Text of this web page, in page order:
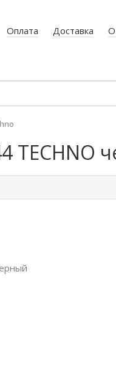
Оплата Доставка О
TECHNO